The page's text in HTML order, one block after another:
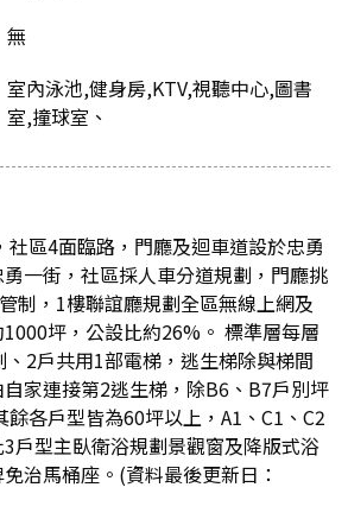
無
室內泳池,健身房,KTV,視聽中心,圖書
室,撞球室、
區4面臨路，門廳及迴車道設於忠勇
一街，社區採人車分道規劃，門廳挑
制，1樓聯誼廳規劃全區無線上網及
坪，公設比約26%。 標準層每層
2戶共用1部電梯，逃生梯除與梯間
家連接第2逃生梯，除B6、B7戶別坪
各戶型皆為60坪以上，A1、C1、C2
戶型主臥衛浴規劃景觀窗及降版式浴
治馬桶座。(資料最後更新日：